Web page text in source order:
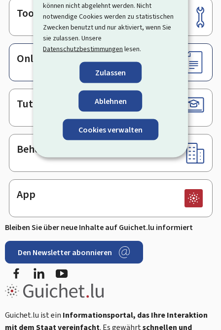
können nicht abgelehnt werden. Nicht
notwendige Cookies werden zu statistischen
Zwecken benutzt und nur aktiviert, wenn Sie
sie zulassen. Unsere
Datenschutzbestimmungen lesen.
Zulassen
Ablehnen
Cookies verwalten
Footer
Tools
Online-Dienste & Formulare
Tutorials
Behörden & sonstige Stellen
App
Bleiben Sie über neue Inhalte auf Guichet.lu informiert
Den Newsletter abonnieren
FacebookLinkedIn
Guichet.lu ist ein Informationsportal, das Ihre Interaktion
mit dem Staat vereinfacht. Es gewährtschnellen und